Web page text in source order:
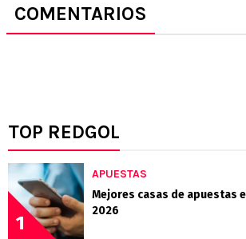
COMENTARIOS
TOP REDGOL
1
APUESTAS
Mejores casas de apuestas
2026